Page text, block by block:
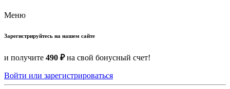
Меню
Зарегистрируйтесь на нашем сайте
и получите 490 ₽на свой бонусный счет!
Войти или зарегистрироваться